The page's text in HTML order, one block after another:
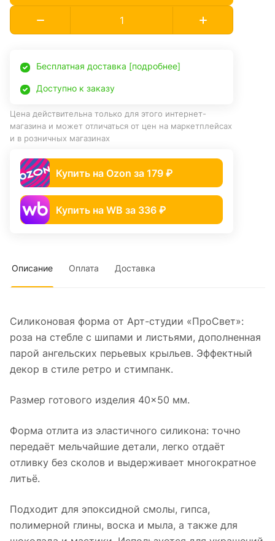
Бесплатная доставка [подробнее]
Доступно к заказу
Цена действительна только для этого интернет-
магазина и может отличаться от цен на маркетплейсах
и в розничных магазинах
Купить на Ozon за 179 ₽
Купить на WB за 336 ₽
Описание Оплата Доставка
Силиконовая форма от Арт-студии «ПроСвет»:
роза на стебле с шипами и листьями, дополненная
парой ангельских перьевых крыльев. Эффектный
декор в стиле ретро и стимпанк.
Размер готового изделия 40×50 мм.
Форма отлита из эластичного силикона: точно
передаёт мельчайшие детали, легко отдаёт
отливку без сколов и выдерживает многократное
литьё.
Подходит для эпоксидной смолы, гипса,
полимерной глины, воска и мыла, а также для